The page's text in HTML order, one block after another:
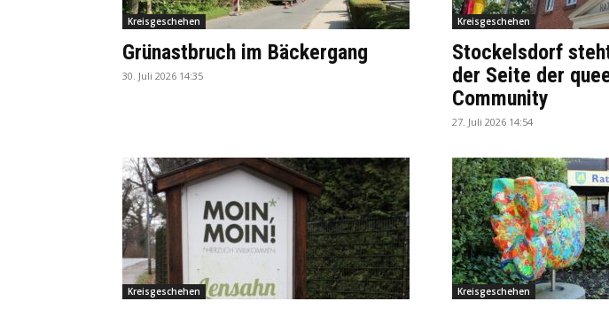
Kreisgeschehen
Grünastbruch im Bäckergang
30. Juli 2026 14:35
Kreisgeschehen
Stockelsdorf
der Seite der
Community
27. Juli 2026 14:54
Kreisgeschehen Kreisgeschehen